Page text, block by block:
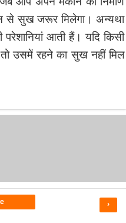
से सुख जरूर मिलेगा। अन्यथा
आती हैं। यदि किसी
उसमें रहने का सुख नहीं मिल
›